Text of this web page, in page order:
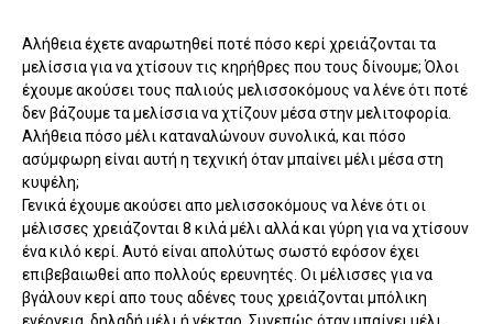
Αλήθεια έχετε αναρωτηθεί ποτέ πόσο κερί χρειάζονται τα
μελίσσια για να χτίσουν τις κηρήθρες που τους δίνουμε; Όλοι
έχουμε ακούσει τους παλιούς μελισσοκόμους να λένε ότι ποτέ
δεν βάζουμε τα μελίσσια να χτίζουν μέσα στην μελιτοφορία.
Αλήθεια πόσο μέλι καταναλώνουν συνολικά, και πόσο
ασύμφωρη είναι αυτή η τεχνική όταν μπαίνει μέλι μέσα στη
κυψέλη;
Γενικά έχουμε ακούσει απο μελισσοκόμους να λένε ότι οι
μέλισσες χρειάζονται 8 κιλά μέλι αλλά και γύρη για να χτίσουν
ένα κιλό κερί. Αυτό είναι απολύτως σωστό εφόσον έχει
επιβεβαιωθεί απο πολλούς ερευνητές. Οι μέλισσες για να
βγάλουν κερί απο τους αδένες τους χρειάζονται μπόλικη